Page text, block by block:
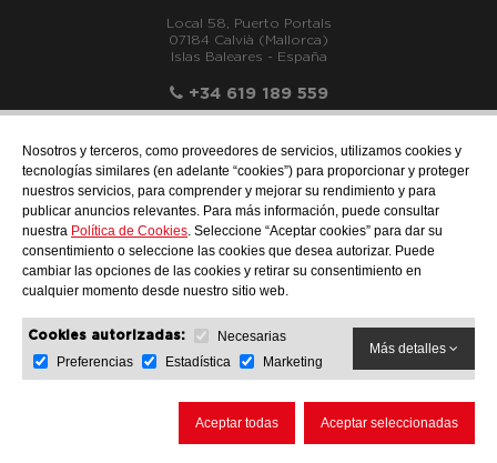
Nosotros y terceros, como proveedores de servicios, utilizamos cookies y
tecnologías similares (en adelante “cookies”) para proporcionar y proteger
nuestros servicios, para comprender y mejorar su rendimiento y para
publicar anuncios relevantes. Para más información, puede consultar
nuestra Política de Cookies. Seleccione “Aceptar cookies” para dar su
consentimiento o seleccione las cookies que desea autorizar. Puede
cambiar las opciones de las cookies y retirar su consentimiento en
cualquier momento desde nuestro sitio web.
Cookies autorizadas:
Necesarias
Preferencias
Estadística Marketing
Más detalles
Aceptar todas Aceptar seleccionadas
Local 58, Puerto Portals
07184 Calvià (Mallorca)
Islas Baleares - España
+34 619 189 559
info@motonauticallonch.com
PROTECCIÓN DE DATOS POLÍTICA DE COOKIES